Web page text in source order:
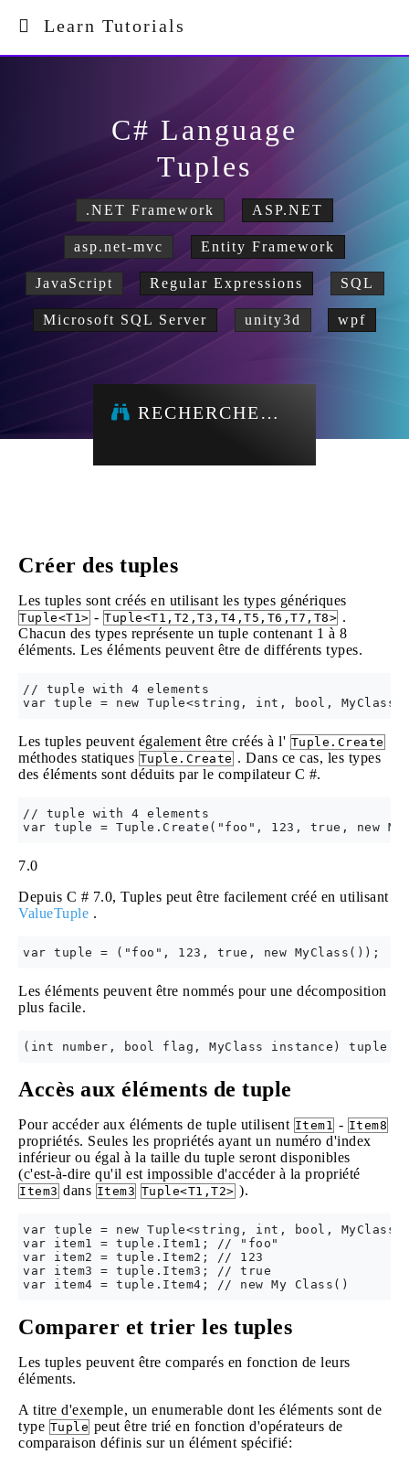
Learn Tutorials
C# Language
Tuples
.NET Framework ASP.NET
asp.net-mvc Entity Framework
JavaScript Regular Expressions SQL
Microsoft SQL Server unity3d wpf
RECHERCHE…
Créer des tuples
Les tuples sont créés en utilisant les types génériques
Tuple<T1> - Tuple<T1,T2,T3,T4,T5,T6,T7,T8> .
Chacun des types représente un tuple contenant 1 à 8
éléments. Les éléments peuvent être de différents types.
// tuple with 4 elements
Les tuples peuvent également être créés à l' Tuple.Create
méthodes statiques Tuple.Create . Dans ce cas, les types
des éléments sont déduits par le compilateur C #.
// tuple with 4 elements
7.0
Depuis C # 7.0, Tuples peut être facilement créé en utilisant
ValueTuple .
Les éléments peuvent être nommés pour une décomposition
plus facile.
Accès aux éléments de tuple
Pour accéder aux éléments de tuple utilisent Item1 - Item8
propriétés. Seules les propriétés ayant un numéro d'index
inférieur ou égal à la taille du tuple seront disponibles
(c'est-à-dire qu'il est impossible d'accéder à la propriété
Item3 dans Item3 Tuple<T1,T2> ).
var tuple = new Tuple<string, int, bool,
var item1 = tuple.Item1; // "foo"
var item2 = tuple.Item2; // 123
var item3 = tuple.Item3; // true
Comparer et trier les tuples
Les tuples peuvent être comparés en fonction de leurs
éléments.
A titre d'exemple, un enumerable dont les éléments sont de
type Tuple peut être trié en fonction d'opérateurs de
comparaison définis sur un élément spécifié: